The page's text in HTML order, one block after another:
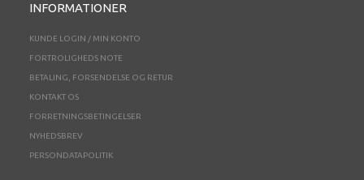
INFORMATIONER
KUNDE LOGIN / MIN KONTO
FORTROLIGHEDS NOTE
BETALING, FORSENDELSE OG RETUR
KONTAKT OS
FORRETNINGSBETINGELSER
NYHEDSBREV
PERSONDATAPOLITIK